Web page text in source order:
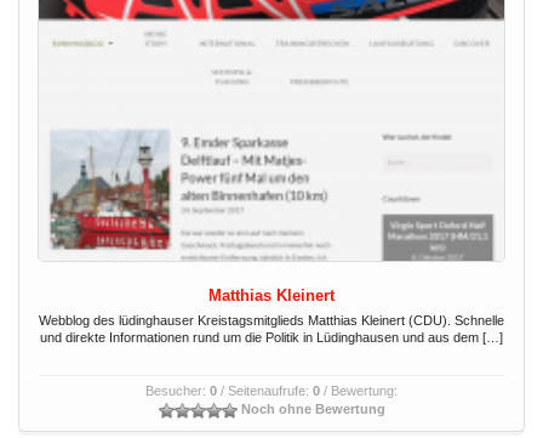
Matthias Kleinert
Webblog des lüdinghauser Kreistagsmitglieds Matthias Kleinert (CDU). Schnelle
und direkte Informationen rund um die Politik in Lüdinghausen und aus dem […]
Besucher: 0 / Seitenaufrufe: 0 / Bewertung:
Noch ohne Bewertung